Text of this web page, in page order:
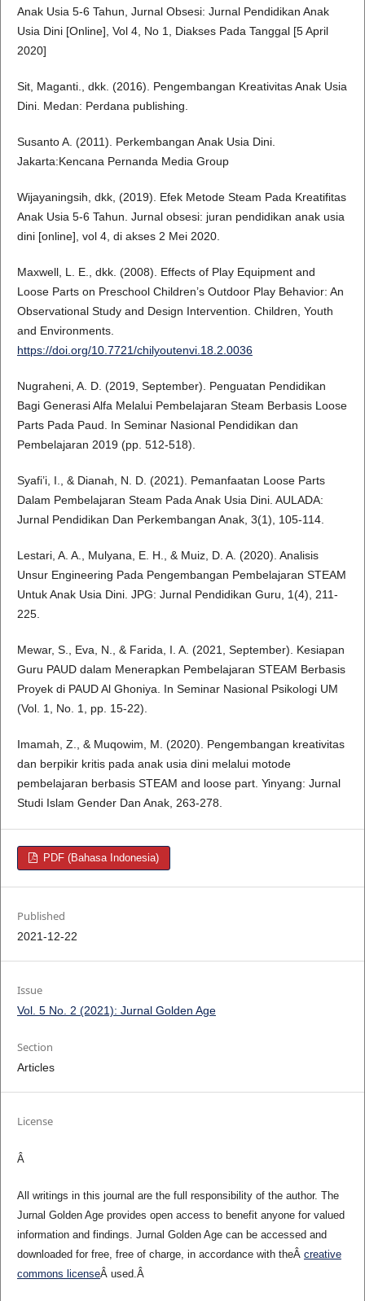
Anak Usia 5-6 Tahun, Jurnal Obsesi: Jurnal Pendidikan Anak
Usia Dini [Online], Vol 4, No 1, Diakses Pada Tanggal [5 April
2020]
Sit, Maganti., dkk. (2016). Pengembangan Kreativitas Anak Usia
Dini. Medan: Perdana publishing.
Susanto A. (2011). Perkembangan Anak Usia Dini.
Jakarta:Kencana Pernanda Media Group
Wijayaningsih, dkk, (2019). Efek Metode Steam Pada Kreatifitas
Anak Usia 5-6 Tahun. Jurnal obsesi: juran pendidikan anak usia
dini [online], vol 4, di akses 2 Mei 2020.
Maxwell, L. E., dkk. (2008). Effects of Play Equipment and
Loose Parts on Preschool Children’s Outdoor Play Behavior: An
Observational Study and Design Intervention. Children, Youth
and Environments.
https://doi.org/10.7721/chilyoutenvi.18.2.0036
Nugraheni, A. D. (2019, September). Penguatan Pendidikan
Bagi Generasi Alfa Melalui Pembelajaran Steam Berbasis Loose
Parts Pada Paud. In Seminar Nasional Pendidikan dan
Pembelajaran 2019 (pp. 512-518).
Syafi’i, I., & Dianah, N. D. (2021). Pemanfaatan Loose Parts
Dalam Pembelajaran Steam Pada Anak Usia Dini. AULADA:
Jurnal Pendidikan Dan Perkembangan Anak, 3(1), 105-114.
Lestari, A. A., Mulyana, E. H., & Muiz, D. A. (2020). Analisis
Unsur Engineering Pada Pengembangan Pembelajaran STEAM
Untuk Anak Usia Dini. JPG: Jurnal Pendidikan Guru, 1(4), 211-
225.
Mewar, S., Eva, N., & Farida, I. A. (2021, September). Kesiapan
Guru PAUD dalam Menerapkan Pembelajaran STEAM Berbasis
Proyek di PAUD Al Ghoniya. In Seminar Nasional Psikologi UM
(Vol. 1, No. 1, pp. 15-22).
Imamah, Z., & Muqowim, M. (2020). Pengembangan kreativitas
dan berpikir kritis pada anak usia dini melalui motode
pembelajaran berbasis STEAM and loose part. Yinyang: Jurnal
Studi Islam Gender Dan Anak, 263-278.
PDF (Bahasa Indonesia)
Published
2021-12-22
Issue
Vol. 5 No. 2 (2021): Jurnal Golden Age
Section
Articles
License
Â
All writings in this journal are the full responsibility of the author. The
Jurnal Golden Age provides open access to benefit anyone for valued
information and findings. Jurnal Golden Age can be accessed and
downloaded for free, free of charge, in accordance with theÂ creative
commons licenseÂ used.Â